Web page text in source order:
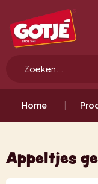
Home
Appeltjes